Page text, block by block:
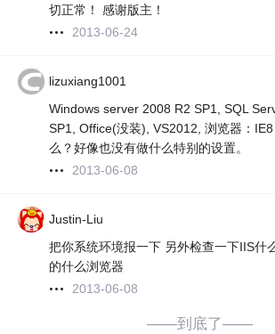
切正常！ 感谢版主！
2013-06-24
lizuxiang1001
Windows server 2008 R2 SP1, SQL
SP1, Office(没装), VS2012, 浏览器：
么？好像也没有做什么特别的设置。
2013-06-08
Justin-Liu
把你系统环境报一下 另外检查一下IIS什
的什么浏览器
2013-06-08
——到底了——